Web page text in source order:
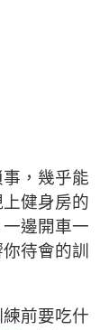
，幾乎能
健身房的
邊開車一
待會的訓
前要吃什